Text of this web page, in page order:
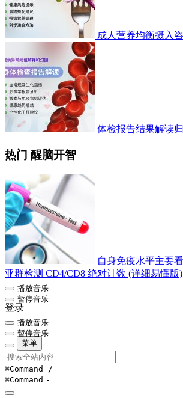
成人营养均衡摄入
体检报告结果解读
热门 醒脑开智
自身免疫水平主要
亚群检测 CD4/CD8 绝对计数 (详细易懂版)
播放音乐
暂停音乐
登录
播放音乐
暂停音乐
菜单
⌘Command /
⌘Command -